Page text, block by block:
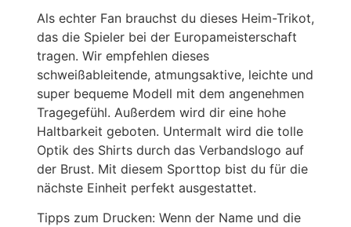
Als echter Fan brauchst du dieses Heim-Trikot,
das die Spieler bei der Europameisterschaft
tragen. Wir empfehlen dieses
schweißableitende, atmungsaktive, leichte und
super bequeme Modell mit dem angenehmen
Tragegefühl. Außerdem wird dir eine hohe
Haltbarkeit geboten. Untermalt wird die tolle
Optik des Shirts durch das Verbandslogo auf
der Brust. Mit diesem Sporttop bist du für die
nächste Einheit perfekt ausgestattet.
Tipps zum Drucken: Wenn der Name und die